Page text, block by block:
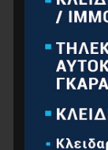
BORMANN
Αλουμινίου